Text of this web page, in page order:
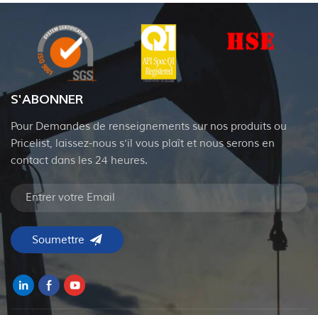
S'ABONNER
Pour Demandes de renseignements sur nos produits ou
Pricelist, laissez-nous s'il vous plaît et nous serons en
contact dans les 24 heures.